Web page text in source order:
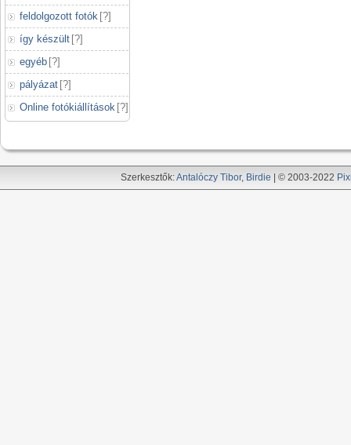
feldolgozott fotók [?]
így készült [?]
egyéb [?]
pályázat [?]
Online fotókiállítások [?]
Szerkesztők:Antalóczy Tibor, Birdie | © 2003-2022